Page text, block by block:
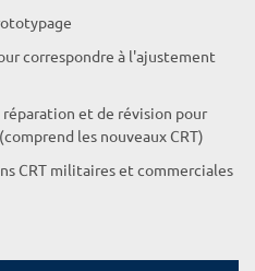
correspondre à l'ajustement
et de révision pour
les nouveaux CRT)
CRT militaires et commerciales